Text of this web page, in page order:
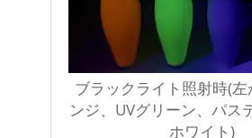
ブラックライト照射時(左
ンジ、UVグリーン、パス
ホワイト)